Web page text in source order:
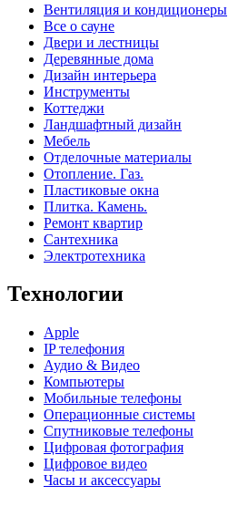
Вентиляция и кондиционеры
Все о сауне
Двери и лестницы
Деревянные дома
Дизайн интерьера
Инструменты
Коттеджи
Ландшафтный дизайн
Мебель
Отделочные материалы
Отопление. Газ.
Пластиковые окна
Плитка. Камень.
Ремонт квартир
Сантехника
Электротехника
Технологии
Apple
IP телефония
Аудио & Видео
Компьютеры
Мобильные телефоны
Операционные системы
Спутниковые телефоны
Цифровая фотография
Цифровое видео
Часы и аксессуары